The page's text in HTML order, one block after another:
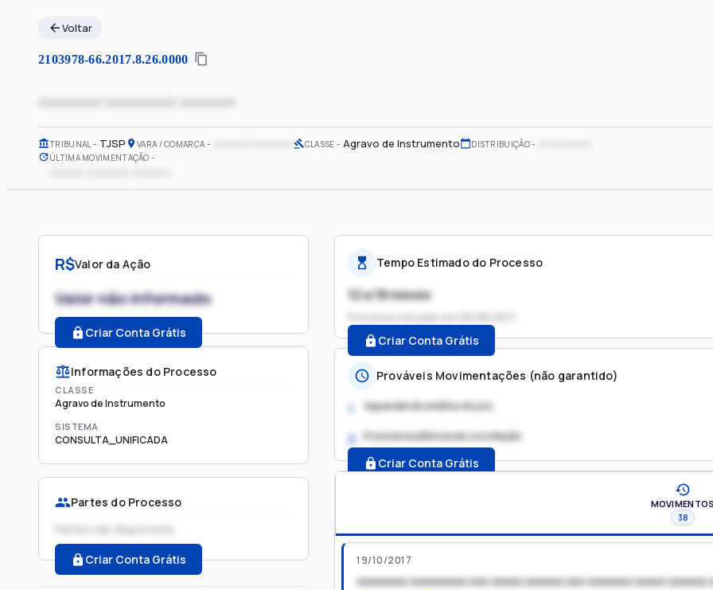
Voltar
2103978-66.2017.8.26.0000
xxxxxxxx xxxxxxxxx xxxxxxx
TRIBUNAL TJSP VARA / COMARCA CLASSE Agravo de Instrumento DISTRIBUIÇÃO
ÚLTIMA MOVIMENTAÇÃO
R$Valor da Ação
Valor não informado
Criar Conta Grátis
Informações do Processo
CLASSE
Agravo de Instrumento
SISTEMA
CONSULTA_UNIFICADA
Partes do Processo
Partes não disponíveis
Criar Conta Grátis
Tempo Estimado do Processo
12 a 18 meses
Processo iniciado em
Criar Conta Grátis
Prováveis Movimentações (não garantido)
1. Aguardando análise do juiz
2. Possível audiência de conciliação
Criar Conta Grátis
MOVIMENTOS
38
19/10/2017
xxxxxxxx xxxxxxxxx xxx xxxxx xxxxxx xxx xxxxxxx xxxxx xxxxxx